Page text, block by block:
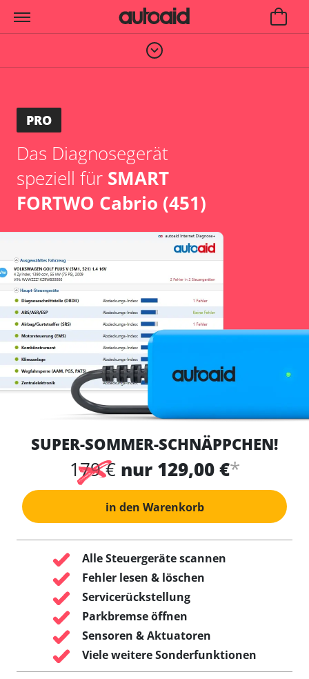
PRO
Das Diagnosegerät
speziell für SMART
FORTWO Cabrio (451)
SUPER-SOMMER-SCHNÄPPCHEN!
179 € nur 129,00 €*
in den Warenkorb
Alle Steuergeräte scannen
Fehler lesen & löschen
Servicerückstellung
Parkbremse öffnen
Sensoren & Aktuatoren
Viele weitere Sonderfunktionen